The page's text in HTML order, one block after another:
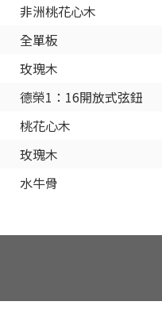
非洲桃花心木
全單板
玫瑰木
德榮1：16開放式弦鈕
桃花心木
玫瑰木
水牛骨